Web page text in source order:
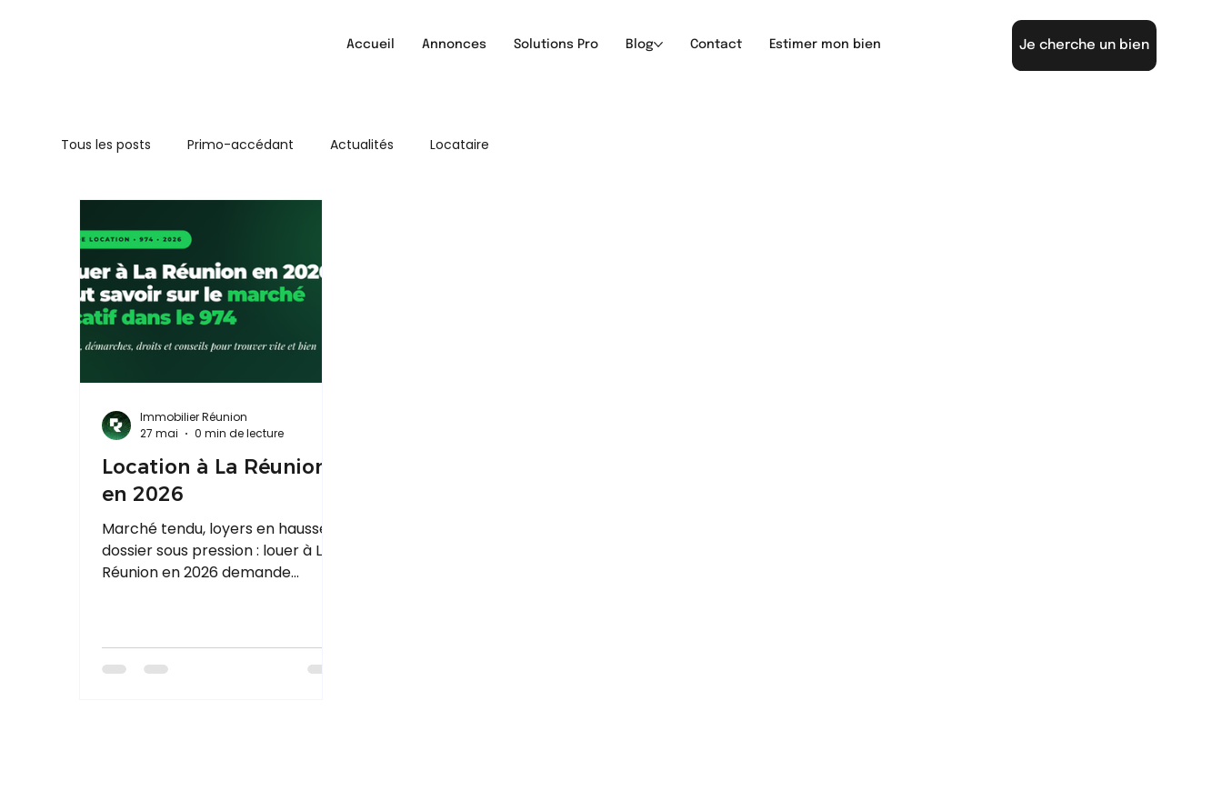
Je cherche un bien
Accueil Annonces Solutions Pro Blog Contact Estimer mon bien
Tous les posts Primo-accédant Actualités Locataire
Location à La Réunion
en 2026
Marché tendu, loyers en hausse,
dossier sous pression : louer à La
Réunion en 2026 demande
droits de locataire et les
Immobilier Réunion
27 mai
0 min de lecture